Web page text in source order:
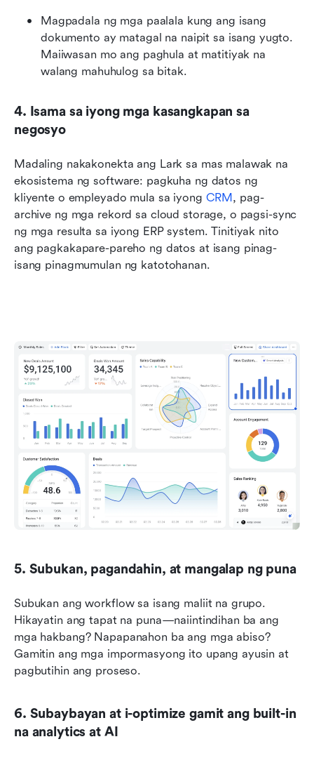
Magpadala ng mga paalala kung ang isang
dokumento ay matagal na naipit sa isang yugto.
Maiiwasan mo ang paghula at matitiyak na
walang mahuhulog sa bitak.
4. Isama sa iyong mga kasangkapan sa
negosyo
Madaling nakakonekta ang Lark sa mas malawak na
ekosistema ng software: pagkuha ng datos ng
kliyente o empleyado mula sa iyong CRM, pag-
archive ng mga rekord sa cloud storage, o pagsi-sync
ng mga resulta sa iyong ERP system. Tinitiyak nito
ang pagkakapare-pareho ng datos at isang pinag-
isang pinagmumulan ng katotohanan.
5. Subukan, pagandahin, at mangalap ng puna
Subukan ang workflow sa isang maliit na grupo.
Hikayatin ang tapat na puna—naiintindihan ba ang
mga hakbang? Napapanahon ba ang mga abiso?
Gamitin ang mga impormasyong ito upang ayusin at
pagbutihin ang proseso.
6. Subaybayan at i-optimize gamit ang built-in
na analytics at AI